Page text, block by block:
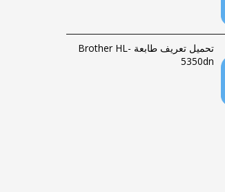
تحميل تعريف طابعة Brother HL-
5350dn